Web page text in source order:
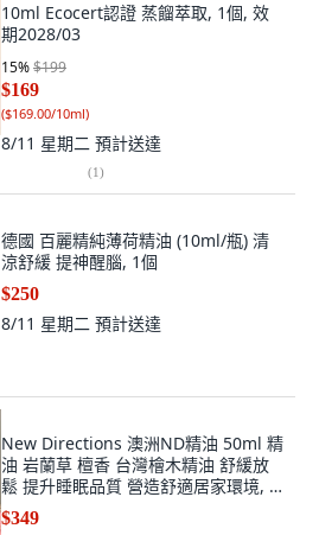
10ml Ecocert認證 蒸餾萃取, 1個, 效
期2028/03
15%$199
$169
($169.00/10ml)
8/11 星期二 預計送達
(1)
德國 百麗精純薄荷精油 (10ml/瓶) 清
涼舒緩 提神醒腦, 1個
$250
8/11 星期二 預計送達
New Directions 澳洲ND精油 50ml 精
油 岩蘭草 檀香 台灣檜木精油 舒緩放
鬆 提升睡眠品質 營造舒適居家環境, 1
個, ND百里香精油-50ml
$349